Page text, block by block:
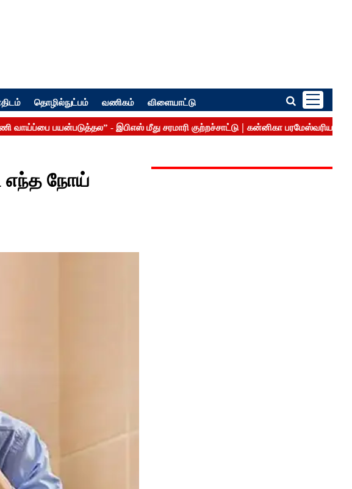
தொழில்நுட்பம் வணிகம் விளையாட்டு
எந்த நோய்